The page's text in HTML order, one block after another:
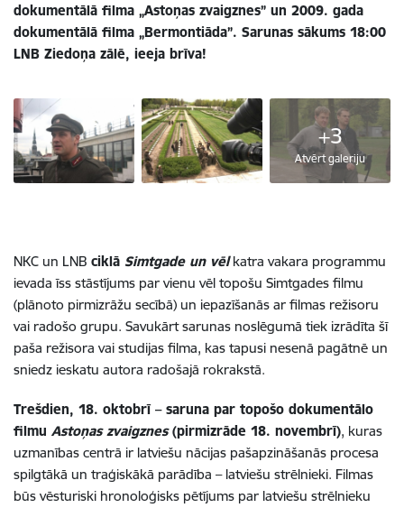
dokumentālā filma „Astoņas zvaigznes” un 2009. gada
dokumentālā filma „Bermontiāda”. Sarunas sākums 18:00
LNB Ziedoņa zālē, ieeja brīva!
+3
Atvērt galeriju
NKC un LNB ciklā Simtgade un vēlkatra vakara programmu
ievada īss stāstījums par vienu vēl topošu Simtgades filmu
(plānoto pirmizrāžu secībā) un iepazīšanās ar filmas režisoru
vai radošo grupu. Savukārt sarunas noslēgumā tiek izrādīta šī
paša režisora vai studijas filma, kas tapusi nesenā pagātnē un
sniedz ieskatu autora radošajā rokrakstā.
Trešdien, 18. oktobrī – saruna par topošo dokumentālo
filmu Astoņas zvaigznes(pirmizrāde 18. novembrī), kuras
uzmanības centrā ir latviešu nācijas pašapzināšanās procesa
spilgtākā un traģiskākā parādība – latviešu strēlnieki. Filmas
būs vēsturiski hronoloģisks pētījums par latviešu strēlnieku